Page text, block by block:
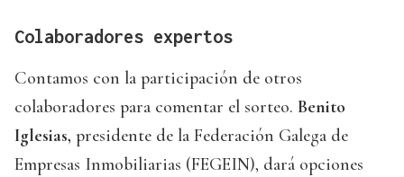
Colaboradores expertos
Contamos con la participación de otros
colaboradores para comentar el sorteo. Benito
Iglesias, presidente de la Federación Galega de
Empresas Inmobiliarias (FEGEIN), dará opciones